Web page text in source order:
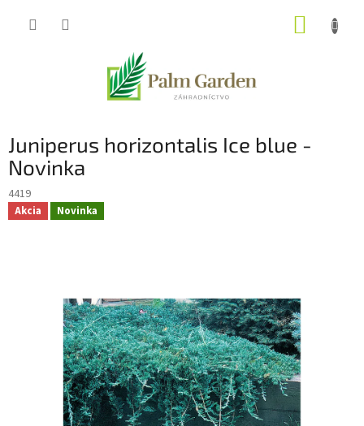
Juniperus horizontalis Ice blue -
Novinka
4419
Akcia Novinka